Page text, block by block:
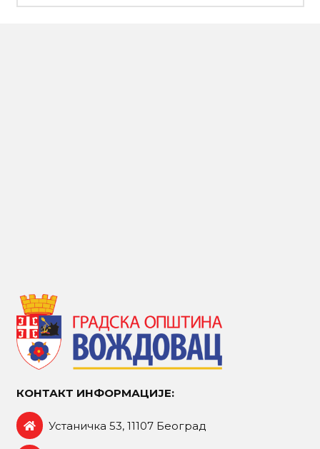
КОНТАКТ ИНФОРМАЦИЈЕ:
Устаничка 53, 11107 Београд